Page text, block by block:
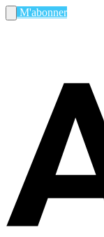
M'abonner